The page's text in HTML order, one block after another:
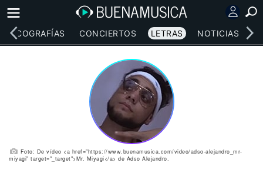
DISCOGRAFÍAS CONCIERTOS LETRAS NOTICIAS
Foto: De vídeo <a href="https://www.buenamusica.com/video/adso-alejandro_mr-
miyagi" target="_target">Mr. Miyagi</a> de Adso Alejandro.